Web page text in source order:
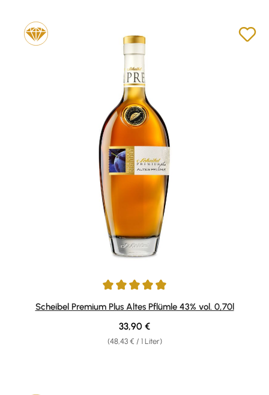
Durchschnittliche Bewertung von 4.9 von 5 Sternen
Scheibel Premium Plus Altes Pflümle 43% vol. 0,70l
(48,43 € / 1 Liter)
Regulärer Preis:
33,90 €